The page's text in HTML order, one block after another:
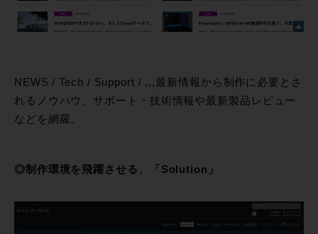
NEWS / Tech / Support / ,,,最新情報から制作に必要とさ
れるノウハウ、サポート・技術情報や最新製品レビュー
などを網羅。
◎制作環境を飛躍させる、「Solution」